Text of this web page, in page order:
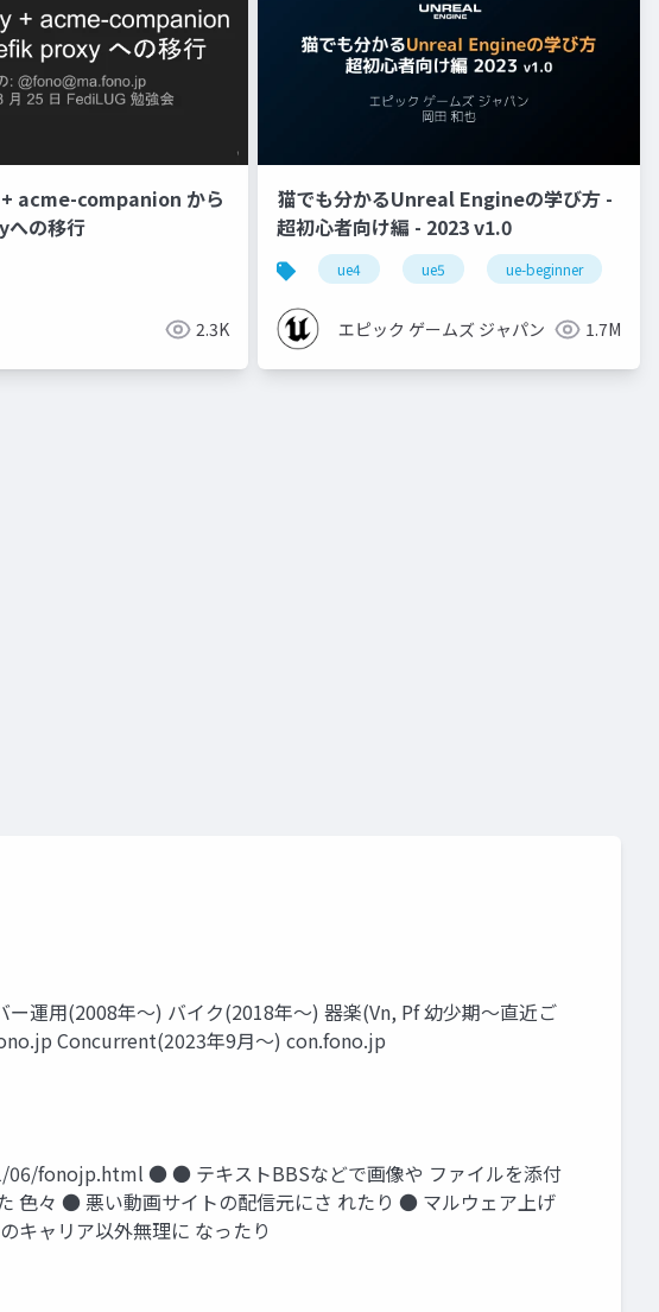
acme-companion から
の移行
2.3K
猫でも分かるUnreal Engineの学び方 -
超初心者向け編 - 2023 v1.0
ue4 ue5 ue-beginner
エピック ゲームズ ジャパン 1.7M
用(2008年〜) バイク(2018年〜) 器楽(Vn, Pf 幼少期〜直近ご
Concurrent(2023年9月〜) con.fono.jp
fonojp.html ● ● テキストBBSなどで画像や ファイルを添付
色々 ● 悪い動画サイトの配信元にさ れたり ● マルウェア上げ
キャリア以外無理に なったり